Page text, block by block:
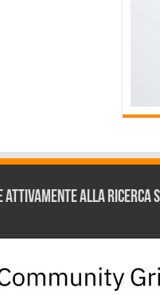
attivamente alla ricerca